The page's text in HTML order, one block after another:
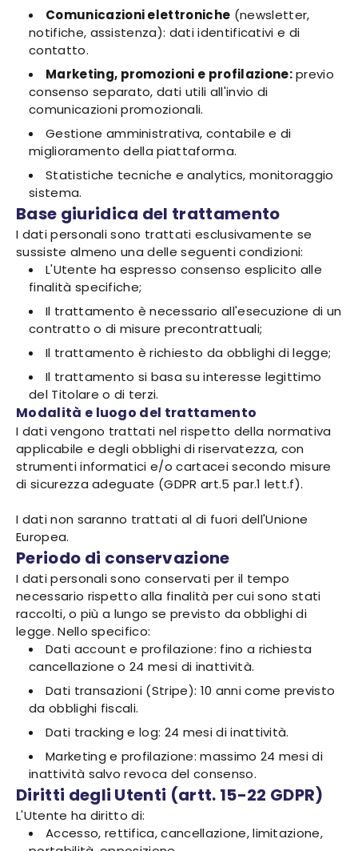
Comunicazioni elettroniche (newsletter,
notifiche, assistenza): dati identificativi e di
contatto.
Marketing, promozioni e profilazione:previo
consenso separato, dati utili all'invio di
comunicazioni promozionali.
Gestione amministrativa, contabile e di
miglioramento della piattaforma.
Statistiche tecniche e analytics, monitoraggio
sistema.
Base giuridica del trattamento
I dati personali sono trattati esclusivamente se
sussiste almeno una delle seguenti condizioni:
L'Utente ha espresso consenso esplicito alle
finalità specifiche;
Il trattamento è necessario all'esecuzione di un
contratto o di misure precontrattuali;
Il trattamento è richiesto da obblighi di legge;
Il trattamento si basa su interesse legittimo
del Titolare o di terzi.
Modalità e luogo del trattamento
I dati vengono trattati nel rispetto della normativa
applicabile e degli obblighi di riservatezza, con
strumenti informatici e/o cartacei secondo misure
di sicurezza adeguate (GDPR art.5 par.1 lett.f).
I dati non saranno trattati al di fuori dell'Unione
Europea.
Periodo di conservazione
I dati personali sono conservati per il tempo
necessario rispetto alla finalità per cui sono stati
raccolti, o più a lungo se previsto da obblighi di
legge. Nello specifico:
Dati account e profilazione: fino a richiesta
cancellazione o 24 mesi di inattività.
Dati transazioni (Stripe): 10 anni come previsto
da obblighi fiscali.
Dati tracking e log: 24 mesi di inattività.
Marketing e profilazione: massimo 24 mesi di
inattività salvo revoca del consenso.
Diritti degli Utenti (artt. 15-22 GDPR)
L'Utente ha diritto di:
Accesso, rettifica, cancellazione, limitazione,